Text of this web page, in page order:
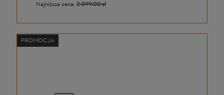
Najniższa cena: 2 099,00 zł
PROMOCJA